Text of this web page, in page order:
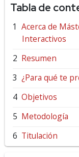
Tabla de
Acerca de
Interactivos
Resumen
¿Para qué te
Objetivos
Metodología
Titulación